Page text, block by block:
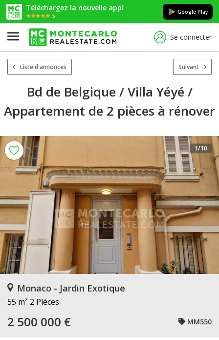
Téléchargez la nouvelle app!
5
Google Play
Se connecter
Liste d'annonces Suivant
Bd de Belgique / Villa Yéyé /
Appartement de 2 pièces à rénover
1/10
Monaco - Jardin Exotique
55 m² 2 Pièces
2 500 000 € MM550